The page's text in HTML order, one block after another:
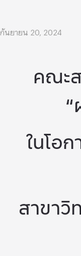
กันยายน 20, 2024
คณะ
“
ในโอ
สาขาวิ